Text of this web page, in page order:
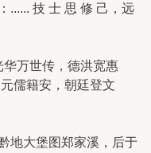
...... 技 士 思 修 己，远
万世传，德洪宽惠
儒籍安，朝廷登文
地大堡图郑家溪，后于